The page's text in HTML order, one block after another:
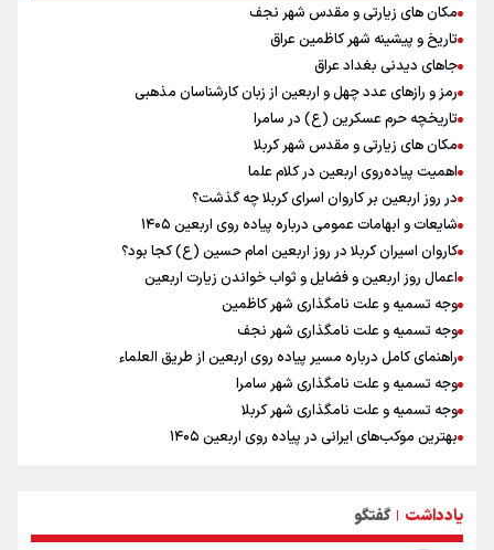
وقتی از وفاق صحبت می‌کنم، منظورم مردم هستند/ مسیر اصلاحات آغاز
شده و متوقف نخواهد شد
رادین زینالی، ملی پوش تکواندو : قدم به قدم تلاش می کنم تا به طلای
المپیک برسم
ونس: ایرانی‌ها مذاکره‌کنندگان سرسختی هستند
کانادا دو مظنون تیراندازی در نزدیکی کنسولگری آمریکا را بازداشت کرد
اردوی تیم ملی تکواندو
در ادامه سیاست جوان‌گرایی در پرسپولیس؛ ستاره‌های امید به بزرگسالان
اضافه شدند
مکان های زیارتی و مقدس شهر نجف
تاریخ و پیشینه شهر کاظمین عراق
جاهای دیدنی بغداد عراق
رمز و رازهای عدد چهل و اربعین از زبان کارشناسان مذهبی
تاریخچه حرم عسکرین (ع) در سامرا
مکان های زیارتی و مقدس شهر کربلا
اهمیت پیاده‌روی اربعین در کلام علما
در روز اربعین بر کاروان اسرای کربلا چه گذشت؟
شایعات و ابهامات عمومی درباره پیاده روی اربعین ۱۴۰۵
کاروان اسیران کربلا در روز اربعین امام حسین (ع) کجا بود؟
اعمال روز اربعین و فضایل و ثواب خواندن زیارت اربعین
وجه تسمیه و علت نامگذاری شهر کاظمین
وجه تسمیه و علت نامگذاری شهر نجف
راهنمای کامل درباره مسیر پیاده روی اربعین از طریق العلماء
وجه تسمیه و علت نامگذاری شهر سامرا
وجه تسمیه و علت نامگذاری شهر کربلا
بهترین موکب‌های ایرانی در پیاده روی اربعین ۱۴۰۵
۲۰ نکته دوستانه درباره پیاده روی اربعین و عراقی ها
یادداشت | گفتگو